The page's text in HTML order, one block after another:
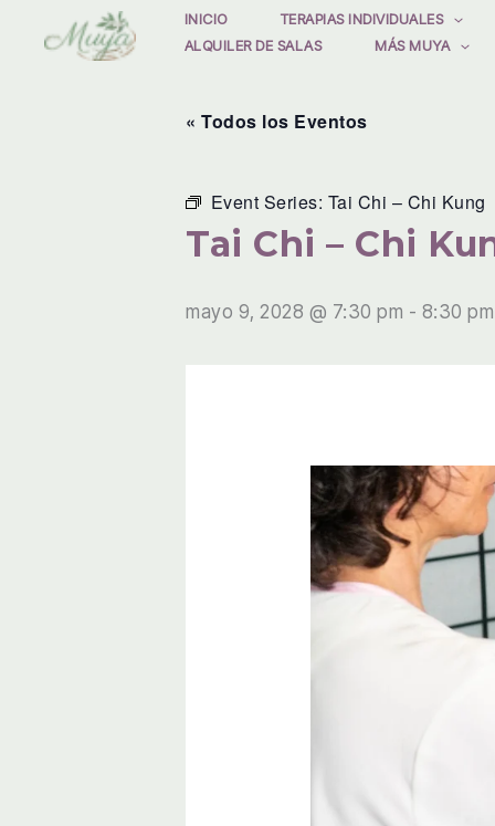
INICIO TERAPIAS INDIVIDUALES
ALQUILER DE SALAS
MÁS MUYA
« Todos los Eventos
Event Series: Tai Chi – Chi Kung
Tai Chi – Chi
mayo 9, 2028 @ 7:30 pm - 8:30 pm